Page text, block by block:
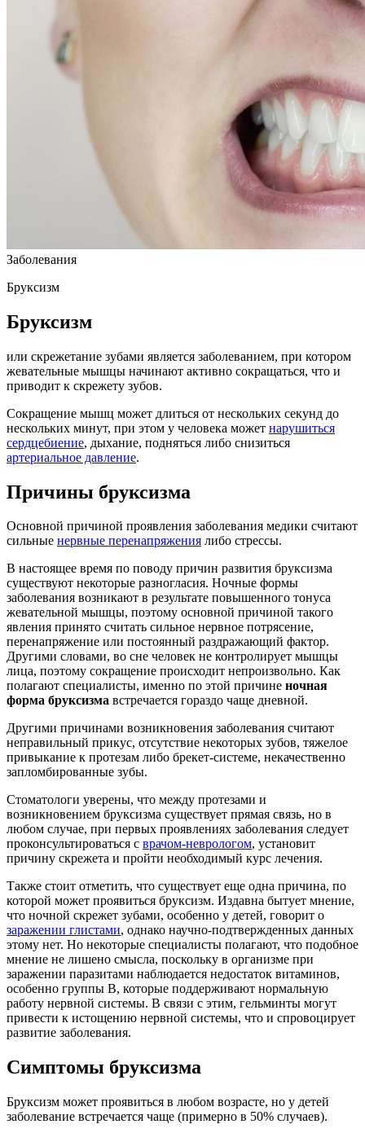
Заболевания
Бруксизм
Бруксизм
или скрежетание зубами является заболеванием, при котором
жевательные мышцы начинают активно сокращаться, что и
приводит к скрежету зубов.
Сокращение мышц может длиться от нескольких секунд до
нескольких минут, при этом у человека может нарушиться
сердцебиение, дыхание, подняться либо снизиться
артериальное давление.
Причины бруксизма
Основной причиной проявления заболевания медики считают
сильные нервные перенапряжения либо стрессы.
В настоящее время по поводу причин развития бруксизма
существуют некоторые разногласия. Ночные формы
заболевания возникают в результате повышенного тонуса
жевательной мышцы, поэтому основной причиной такого
явления принято считать сильное нервное потрясение,
перенапряжение или постоянный раздражающий фактор.
Другими словами, во сне человек не контролирует мышцы
лица, поэтому сокращение происходит непроизвольно. Как
полагают специалисты, именно по этой причине ночная
форма бруксизма встречается гораздо чаще дневной.
Другими причинами возникновения заболевания считают
неправильный прикус, отсутствие некоторых зубов, тяжелое
привыкание к протезам либо брекет-системе, некачественно
запломбированные зубы.
Стоматологи уверены, что между протезами и
возникновением бруксизма существует прямая связь, но в
любом случае, при первых проявлениях заболевания следует
проконсультироваться с врачом-неврологом, установит
причину скрежета и пройти необходимый курс лечения.
Также стоит отметить, что существует еще одна причина, по
которой может проявиться бруксизм. Издавна бытует мнение,
что ночной скрежет зубами, особенно у детей, говорит о
заражении глистами, однако научно-подтвержденных данных
этому нет. Но некоторые специалисты полагают, что подобное
мнение не лишено смысла, поскольку в организме при
заражении паразитами наблюдается недостаток витаминов,
особенно группы В, которые поддерживают нормальную
работу нервной системы. В связи с этим, гельминты могут
привести к истощению нервной системы, что и спровоцирует
развитие заболевания.
Симптомы бруксизма
Бруксизм может проявиться в любом возрасте, но у детей
заболевание встречается чаще (примерно в 50% случаев).